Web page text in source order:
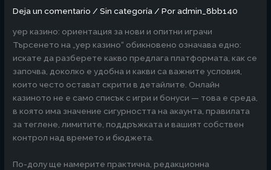
Deja un comentario /Sin categoría / Poradmin_8bb140
yep казино: ориентация за нови и опитни играчи
Търсенето на „yep казино“ обикновено означава едно:
искате да разберете какво предлага платформата, как се
започва, доколко е удобна и какви са важните условия,
които често остават скрити в детайлите. Онлайн
казиното не е само списък с игри и бонуси — това е среда,
в която има значение сигурността на акаунта, правилата
за теглене, лимитите, поддръжката и вашият собствен
контрол над времето и бюджета.
По-долу ще намерите практична, редакционна